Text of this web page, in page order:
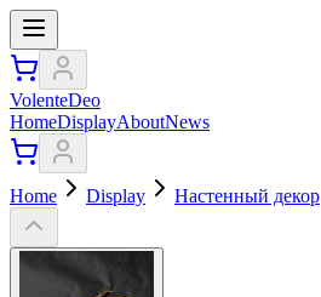
VolenteDeo
HomeDisplayAboutNews
Home Display Настенный декор